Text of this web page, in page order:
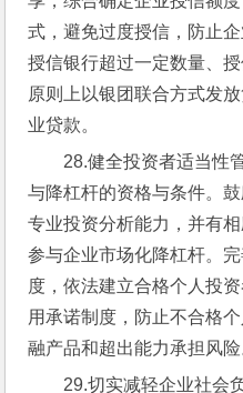
式，避免过度授信，防止
授信银行超过一定数量、
原则上以银团联合方式发
业贷款。
28.健全投资者适当性
与降杠杆的资格与条件。
专业投资分析能力，并有
参与企业市场化降杠杆。
度，依法建立合格个人投
用承诺制度，防止不合格
融产品和超出能力承担风险
29.切实减轻企业社会